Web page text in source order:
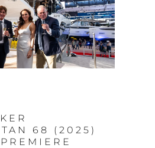
68 (2025)